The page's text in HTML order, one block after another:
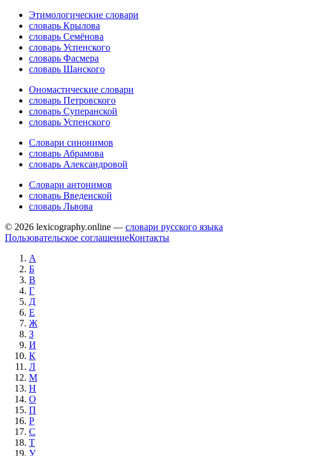
Этимологические словари
словарь Крылова
словарь Семёнова
словарь Успенского
словарь Фасмера
словарь Шанского
Ономастические словари
словарь Петровского
словарь Суперанской
словарь Успенского
Словари синонимов
словарь Абрамова
словарь Александровой
Словари антонимов
словарь Введенской
словарь Львова
© 2026 lexicography.online — словари русского языка
Пользовательское соглашениеКонтакты
А
Б
В
Г
Д
Е
Ж
З
И
К
Л
М
Н
О
П
Р
С
Т
У